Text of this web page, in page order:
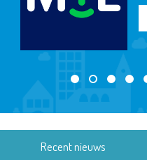
Recent nieuws